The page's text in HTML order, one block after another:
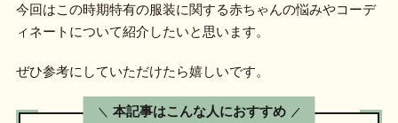
今回はこの時期特有の服装に関する赤ちゃんの悩みやコーデ
ィネートについて紹介したいと思います。
ぜひ参考にしていただけたら嬉しいです。
本記事はこんな人におすすめ